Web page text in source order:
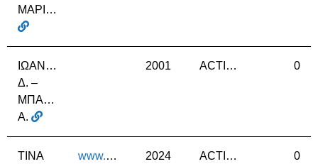
ΜΑΡΙΑΣ
ΙΩΑΝΝΙΔΟΥ
Δ. –
ΜΠΑΪΡΑΚΤΑΡΗ
Α.
2001 ACTIVE 0
ΤΙΝΑ
www.tinaslab.com 2024 ACTIVE 0